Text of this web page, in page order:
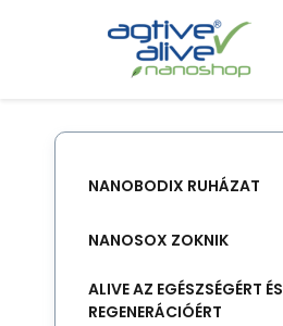
NANOBODIX RUHÁZAT
NANOSOX ZOKNIK
ALIVE AZ EGÉSZSÉGÉRT ÉS
REGENERÁCIÓÉRT